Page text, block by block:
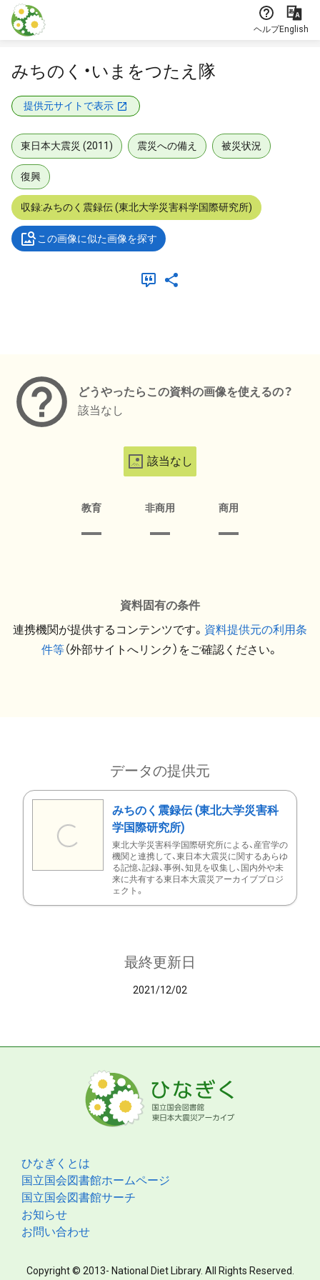
本文に飛ぶ
ヘルプEnglish
みちのく・いまをつたえ隊
提供元サイトで表示
東日本大震災 (2011) 震災への備え 被災状況
復興
収録:みちのく震録伝 (東北大学災害科学国際研究所)
この画像に似た画像を探す
どうやったらこの資料の画像を使えるの？
該当なし
該当なし
教育 非商用 商用
資料固有の条件
連携機関が提供するコンテンツです。 資料提供元の利用条
件等（外部サイトへリンク）をご確認ください。
データの提供元
みちのく震録伝 (東北大学災害科
学国際研究所)
東北大学災害科学国際研究所による、産官学の
機関と連携して、東日本大震災に関するあらゆ
る記憶、記録、事例、知見を収集し、国内外や未
来に共有する東日本大震災アーカイブプロジ
ェクト。
最終更新日
2021/12/02
ひなぎくとは
国立国会図書館ホームページ
国立国会図書館サーチ
お知らせ
お問い合わせ
Copyright © 2013- National Diet Library. All Rights Reserved.